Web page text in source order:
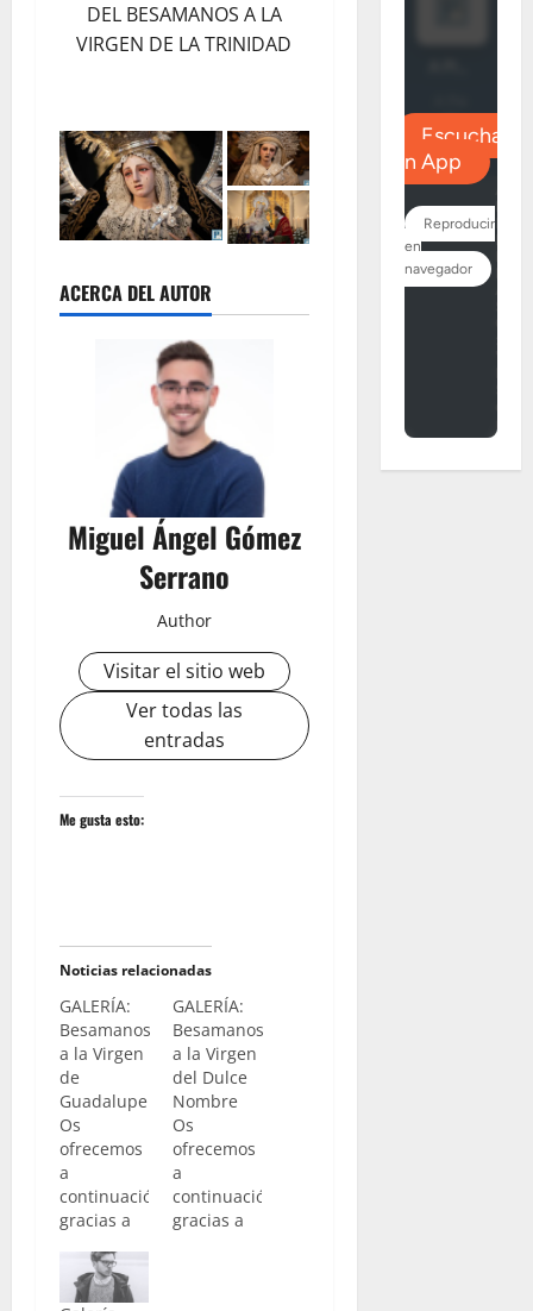
DEL BESAMANOS A LA
VIRGEN DE LA TRINIDAD
ACERCA DEL AUTOR
Miguel Ángel Gómez
Serrano
Author
Visitar el sitio web
Ver todas las
entradas
Me gusta esto:
Noticias relacionadas
GALERÍA:
Besamanos
a la Virgen
de
Guadalupe
Os
ofrecemos
a
continuación,
gracias a
compañero
Lucas
GALERÍA:
Besamanos
a la Virgen
del Dulce
Nombre
Os
ofrecemos
a
continuación,
gracias a